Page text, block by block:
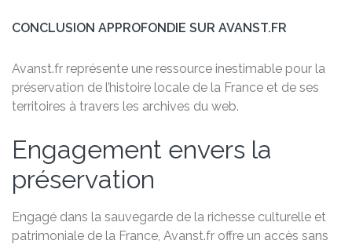
CONCLUSION APPROFONDIE SUR AVANST.FR
Avanst.fr représente une ressource inestimable pour la
préservation de l’histoire locale de la France et de ses
territoires à travers les archives du web.
Engagement envers la
préservation
Engagé dans la sauvegarde de la richesse culturelle et
patrimoniale de la France, Avanst.fr offre un accès sans